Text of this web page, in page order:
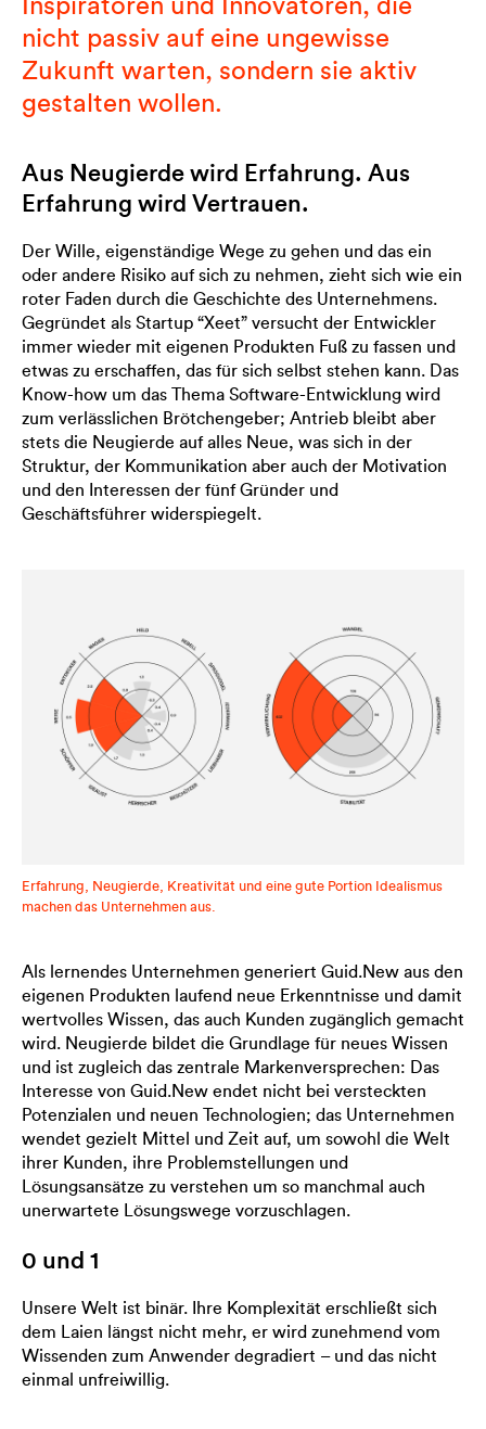
nicht passiv auf eine ungewisse
Zukunft warten, sondern sie aktiv
gestalten wollen.
Aus Neugierde wird Erfahrung. Aus
Erfahrung wird Vertrauen.
Der Wille, eigenständige Wege zu gehen und das ein
oder andere Risiko auf sich zu nehmen, zieht sich wie ein
roter Faden durch die Geschichte des Unternehmens.
Gegründet als Startup “Xeet” versucht der Entwickler
immer wieder mit eigenen Produkten Fuß zu fassen und
etwas zu erschaffen, das für sich selbst stehen kann. Das
Know-how um das Thema Software-Entwicklung wird
zum verlässlichen Brötchengeber; Antrieb bleibt aber
stets die Neugierde auf alles Neue, was sich in der
Struktur, der Kommunikation aber auch der Motivation
und den Interessen der fünf Gründer und
Geschäftsführer widerspiegelt.
Erfahrung, Neugierde, Kreativität und eine gute Portion Idealismus
machen das Unternehmen aus.
Als lernendes Unternehmen generiert Guid.New aus den
eigenen Produkten laufend neue Erkenntnisse und damit
wertvolles Wissen, das auch Kunden zugänglich gemacht
wird. Neugierde bildet die Grundlage für neues Wissen
und ist zugleich das zentrale Markenversprechen: Das
Interesse von Guid.New endet nicht bei versteckten
Potenzialen und neuen Technologien; das Unternehmen
wendet gezielt Mittel und Zeit auf, um sowohl die Welt
ihrer Kunden, ihre Problemstellungen und
Lösungsansätze zu verstehen um so manchmal auch
unerwartete Lösungswege vorzuschlagen.
0 und 1
Unsere Welt ist binär. Ihre Komplexität erschließt sich
dem Laien längst nicht mehr, er wird zunehmend vom
Wissenden zum Anwender degradiert – und das nicht
einmal unfreiwillig.